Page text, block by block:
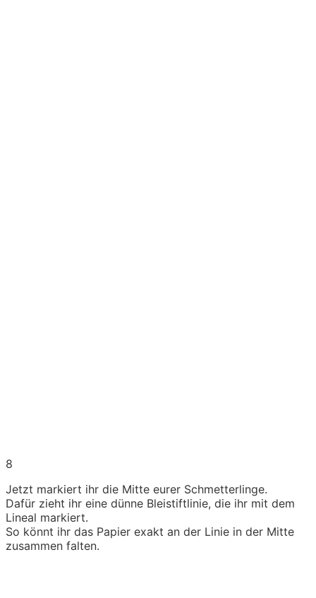
8
Jetzt markiert ihr die Mitte eurer Schmetterlinge.
Dafür zieht ihr eine dünne Bleistiftlinie, die ihr mit dem
Lineal markiert.
So könnt ihr das Papier exakt an der Linie in der Mitte
zusammen falten.